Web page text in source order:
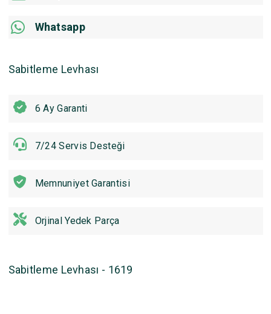
Whatsapp
Sabitleme Levhası
6 Ay Garanti
7/24 Servis Desteği
Memnuniyet Garantisi
Orjinal Yedek Parça
Sabitleme Levhası - 1619